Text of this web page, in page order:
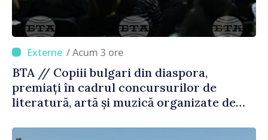
/ Acum 3 ore
BTA // Copiii bulgari din diaspora,
premiați în cadrul concursurilor de
literatură, artă și muzică organizate de
Străinătate